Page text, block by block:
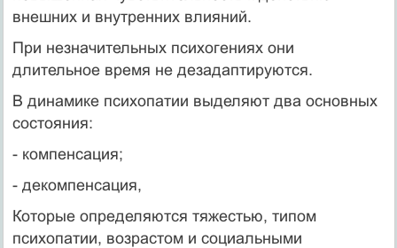
внешних и внутренних влияний.
При незначительных психогениях они
длительное время не дезадаптируются.
В динамике психопатии выделяют два основных
состояния:
- компенсация;
- декомпенсация,
Которые определяются тяжестью, типом
психопатии, возрастом и социальными